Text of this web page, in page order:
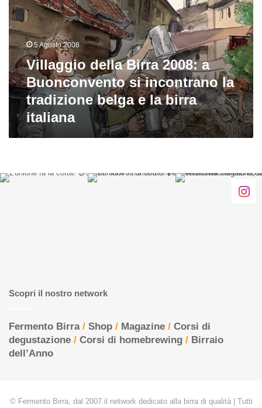
2008:
a
Buonconvento
incontrano
la
tradizione
birra
italiana
5 Agosto 2008
Villaggio della Birra 2008: a
Buonconvento si incontrano la
tradizione belga e la birra
italiana
Scopri il nostro network
Fermento Birra/ Shop / Magazine / Corsi di
degustazione / Corsi di homebrewing / Birraio
dell’Anno
© Fermento Birra, dal 2007 il network dedicato alla birra di qualità | Tutti